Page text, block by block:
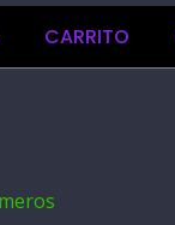
CARRITO